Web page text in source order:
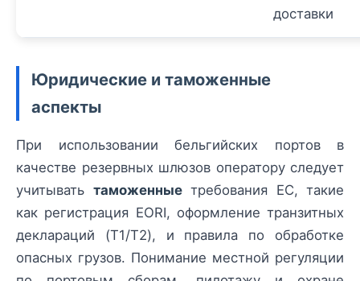
доставки
Юридические и таможенные
аспекты
При использовании бельгийских портов в
качестве резервных шлюзов оператору следует
учитывать таможенныетребования ЕС, такие
как регистрация EORI, оформление транзитных
деклараций (T1/T2), и правила по обработке
опасных грузов. Понимание местной регуляции